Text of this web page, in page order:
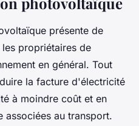
présente de
propriétaires de
en général. Tout
la facture d'électricité
à moindre coût et en
associées au transport.